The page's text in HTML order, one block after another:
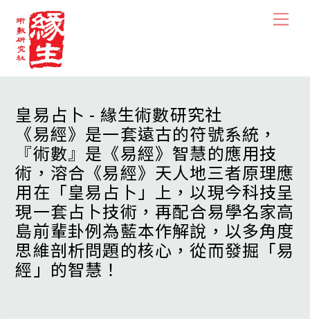
content
皇易占卜 - 緣生術數研究社
《易經》是一套遠古的符號系統，
『術數』是《易經》智慧的應用技
術，溶合《易經》天人地三者原理應
用在「皇易占卜」上，以現今科技呈
現一套占卜技術，再配合易學名家高
島前輩卦例為藍本作解說，以多角度
思維剖析問題的核心，從而發掘「易
經」的智慧！